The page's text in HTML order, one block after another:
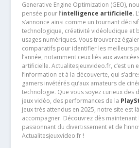
Generative Engine Optimization (GEO),
pensée pour l’intelligence artificielle.
s’annonce ainsi comme un tournant
technologique, créativité vidéoludique et
usages numériques. Vous trouverez
comparatifs pour identifier les meilleurs
l’année, notamment ceux liés aux
artificielle. Actualitesjeuxvideo.fr, c’est un
l’information et à la découverte, qui
gamers invétérés qu’aux amateurs de
technologie. Que vous soyez curieux des
jeux vidéo, des performances de la
jeux très attendus en 2025, notre site est
accompagner. Découvrez dès maintenant
passionnant du divertissement et de
Actualitesjeuxvideo.fr !